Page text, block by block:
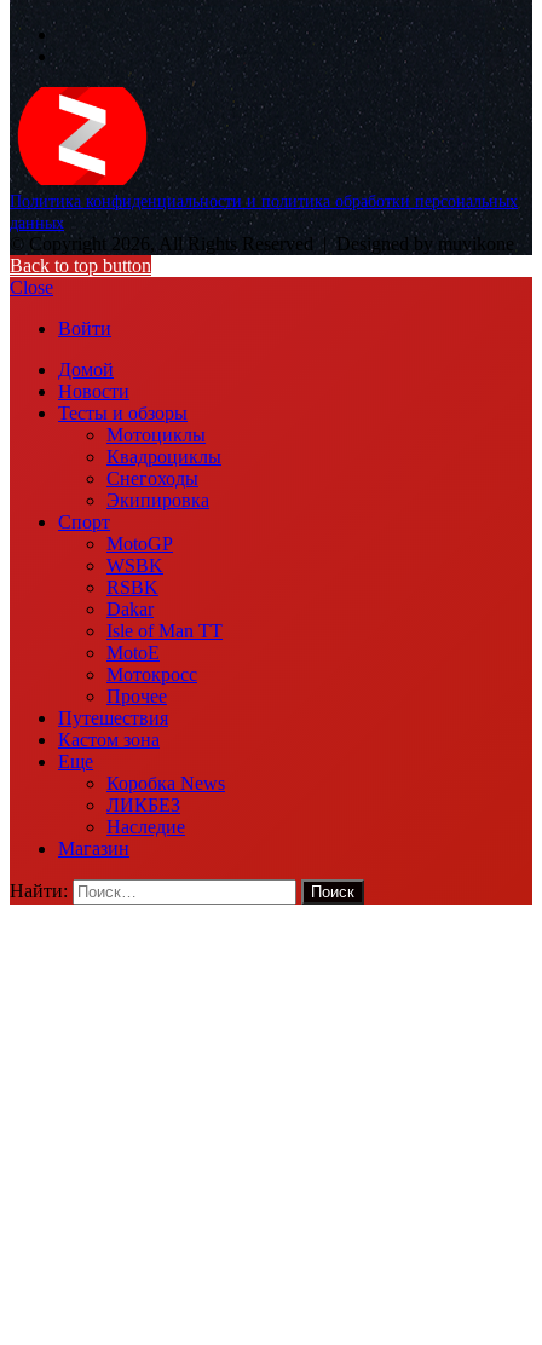
Политика конфиденциальности и политика обработки персональных
данных
© Copyright 2026, All Rights Reserved |Designed by muvikone
Back to top button
Close
Войти
Домой
Новости
Тесты и обзоры
Мотоциклы
Квадроциклы
Снегоходы
Экипировка
Спорт
MotoGP
WSBK
RSBK
Dakar
Isle of Man TT
MotoE
Мотокросс
Прочее
Путешествия
Кастом зона
Еще
Коробка News
ЛИКБЕЗ
Наследие
Магазин
Найти: